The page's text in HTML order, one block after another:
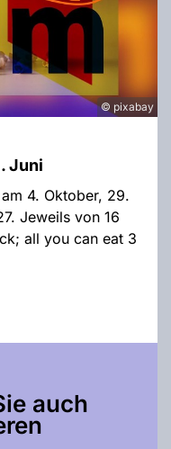
© pixabay
Juni
4. Oktober, 29.
Jeweils von 16
all you can eat 3
auch